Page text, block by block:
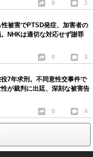
0 3
被害でPTSD発症、加害者の
NHKは適切な対応せず謝罪
0 3
7年求刑。不同意性交事件で
が裁判に出廷、深刻な被害告
0 4